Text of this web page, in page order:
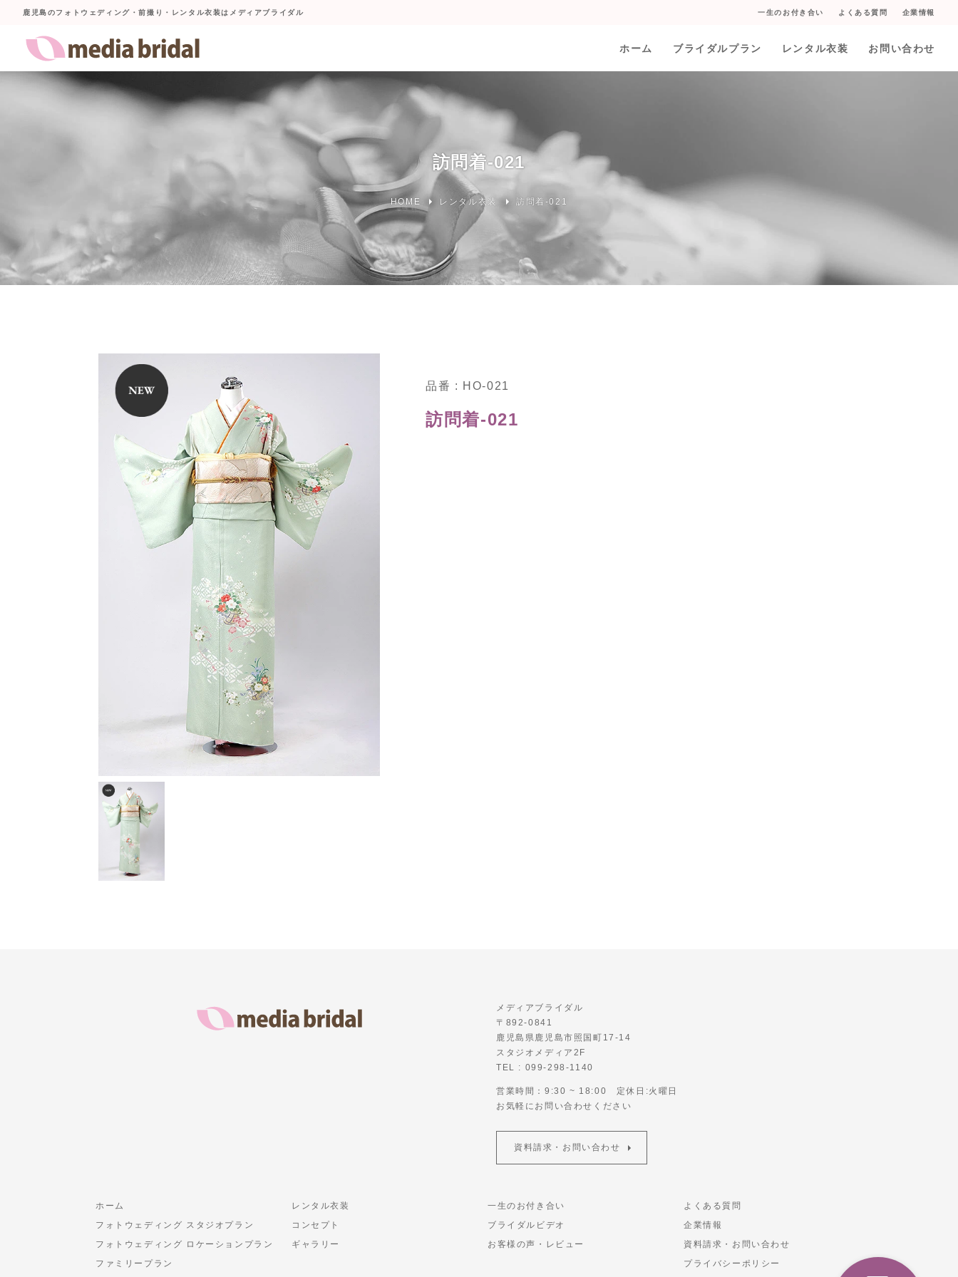
鹿児島のフォトウェディング・前撮り・レンタル衣装はメディアブライダル 一生のお付き合い よくある質問 企業情報
ホーム ブライダルプラン レンタル衣装 お問い合わせ
訪問着-021
HOME レンタル衣装 訪問着-021
品番 : HO-021
訪問着-021
メディアブライダル
〒892-0841
鹿児島県鹿児島市照国町17-14
スタジオメディア2F
TEL : 099-298-1140
営業時間：9:30 ~ 18:00 定休日:火曜日
お気軽にお問い合わせください
資料請求・お問い合わせ
ホーム
フォトウェディング スタジオプラン
フォトウェディング ロケーションプラン
ファミリープラン
レンタル衣装
コンセプト
ギャラリー
一生のお付き合い
ブライダルビデオ
お客様の声・レビュー
よくある質問
企業情報
資料請求・お問い合わせ
プライバシーポリシー